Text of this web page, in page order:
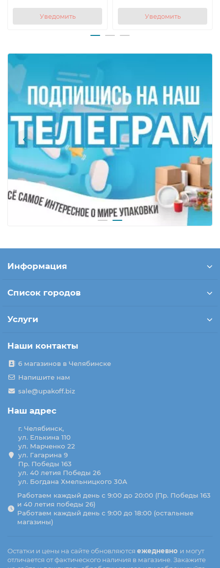
Уведомить Уведомить
Информация
Список городов
Услуги
Наши контакты
6 магазинов в Челябинске
Напишите нам
sale@upakoff.biz
Наш адрес
г. Челябинск,
ул. Елькина 110
ул. Марченко 22
ул. Гагарина 9
Пр. Победы 163
ул. 40 летия Победы 26
ул. Богдана Хмельницкого 30А
Работаем каждый день с 9:00 до 20:00 (Пр. Победы 163
и 40 летия победы 26)
Работаем каждый день с 9:00 до 18:00 (остальные
магазины)
Остатки и цены на сайте обновляются ежедневно и могут
отличается от фактического наличия в магазине. Закажите